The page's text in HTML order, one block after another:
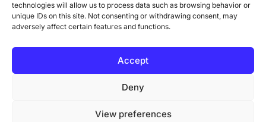
technologies will allow us to process data such as browsing behavior or
unique IDs on this site. Not consenting or withdrawing consent, may
adversely affect certain features and functions.
Accept
Deny
View preferences
© 2026 MediaGB.org. All rights reserved. Site
Pomegranite
Privacy policy Cookie policy